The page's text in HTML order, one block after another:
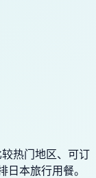
热门地区、可订
本旅行用餐。